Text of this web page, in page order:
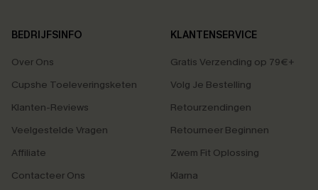
BEDRIJFSINFO
Over Ons
Cupshe Toeleveringsketen
Klanten-Reviews
Veelgestelde Vragen
Affiliate
Contacteer Ons
KLANTENSERVICE
Gratis Verzending op 79€+
Volg Je Bestelling
Retourzendingen
Retourneer Beginnen
Zwem Fit Oplossing
Klarna